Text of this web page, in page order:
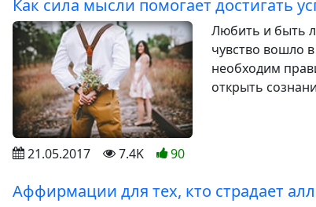
Как сила мысли помогает достигать
Любить и быть
чувство вошло
необходим
открыть
21.05.2017 7.4K 90
Аффирмации для тех, кто страдает